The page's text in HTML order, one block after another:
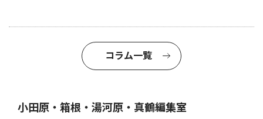
コラム一覧
小田原・箱根・湯河原・真鶴編集室